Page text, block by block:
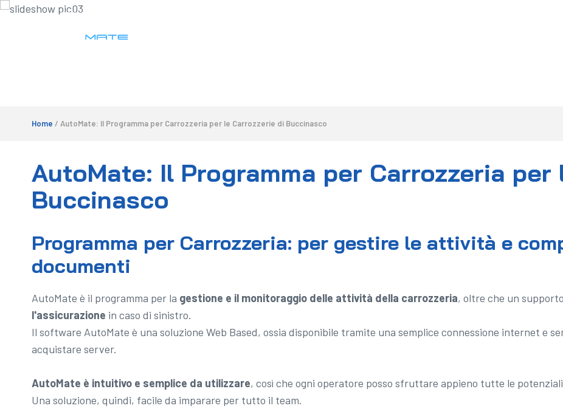
Home / AutoMate: Il Programma per Carrozzeria per le Carrozzerie di Buccinasco
AutoMate: Il Programma per Carrozzeria per
Buccinasco
Programma per Carrozzeria: per gestire le attività e
documenti
AutoMate è il programma per la gestione e il monitoraggio delle attività della carrozzeria, oltre che un
l'assicurazione in caso di sinistro.
Il software AutoMate è una soluzione Web Based, ossia disponibile tramite una semplice connessione internet e
acquistare server.
AutoMate è intuitivo e semplice da utilizzare, così che ogni operatore posso sfruttare appieno tutte le
Una soluzione, quindi, facile da imparare per tutto il team.